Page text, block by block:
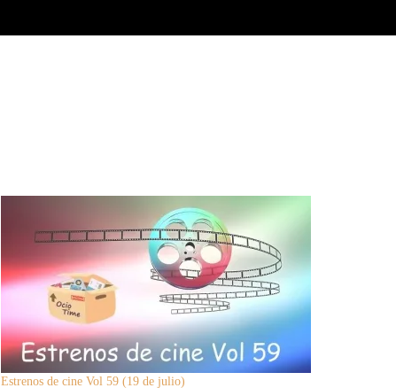
Estrenos de cine Vol 59 (19 de julio)